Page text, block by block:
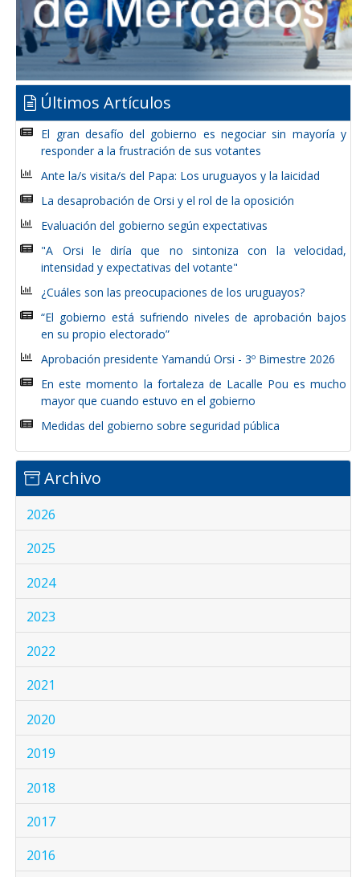
Últimos Artículos
El gran desafío del gobierno es negociar sin mayoría y
responder a la frustración de sus votantes
Ante la/s visita/s del Papa: Los uruguayos y la laicidad
La desaprobación de Orsi y el rol de la oposición
Evaluación del gobierno según expectativas
"A Orsi le diría que no sintoniza con la velocidad,
intensidad y expectativas del votante"
¿Cuáles son las preocupaciones de los uruguayos?
“El gobierno está sufriendo niveles de aprobación bajos
en su propio electorado”
Aprobación presidente Yamandú Orsi - 3º Bimestre 2026
En este momento la fortaleza de Lacalle Pou es mucho
mayor que cuando estuvo en el gobierno
Medidas del gobierno sobre seguridad pública
Archivo
2026
2025
2024
2023
2022
2021
2020
2019
2018
2017
2016